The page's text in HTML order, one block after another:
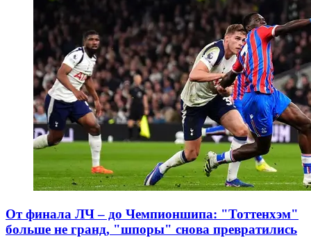
От финала ЛЧ – до Чемпионшипа: "Тоттенхэм"
больше не гранд, "шпоры" снова превратились